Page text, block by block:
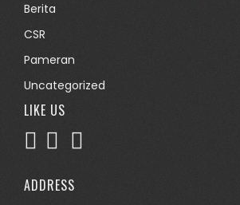
Berita
CSR
Pameran
Uncategorized
LIKE US
ADDRESS